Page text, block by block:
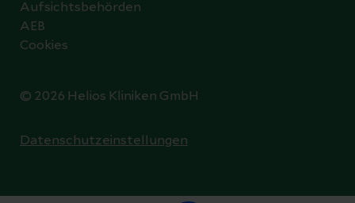
© 2026 Helios Kliniken GmbH
Aufsichtsbehörden
AEB
Cookies
Datenschutzeinstellungen